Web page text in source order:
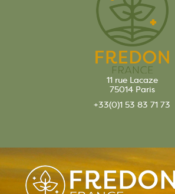
11 rue Lacaze
75014 Paris
+33(0)1 53 83 71 73